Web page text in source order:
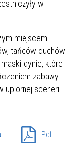
w
miejscem
tańców duchów
dynie, które
zabawy
upiornej scenerii.
Pdf